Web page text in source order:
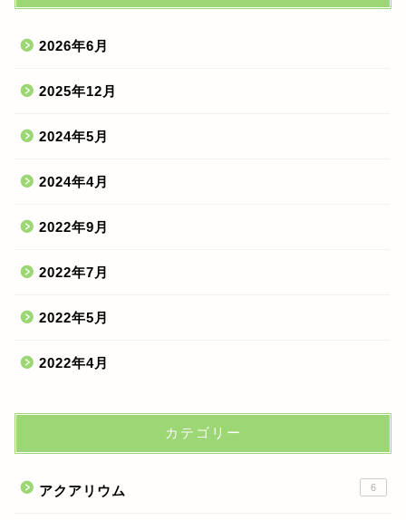
2026年6月
2025年12月
2024年5月
2024年4月
2022年9月
2022年7月
2022年5月
2022年4月
カテゴリー
アクアリウム 6